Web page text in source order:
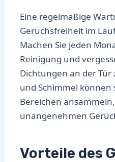
Eine regelmäßige
Geruchsfreiheit im
Machen Sie jeden
Reinigung und
Dichtungen an der
und Schimmel können
Bereichen
unangenehmen
Vorteile des